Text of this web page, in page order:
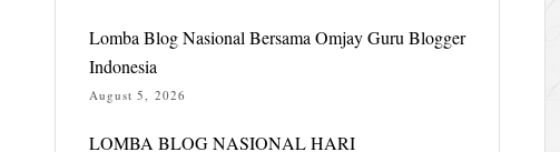
Lomba Blog Nasional Bersama Omjay Guru Blogger
Indonesia
August 5, 2026
LOMBA BLOG NASIONAL HARI